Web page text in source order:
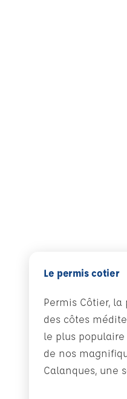
Le permis cotier
Permis Côtier,
des côtes
le plus
de nos
Calanques, une